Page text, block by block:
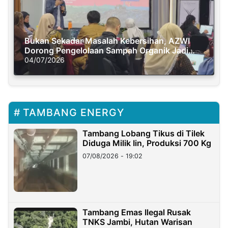
Bukan Sekadar Masalah Kebersihan, AZWI
Dorong Pengelolaan Sampah Organik Jadi
Solusi Krisis Iklim
04/07/2026
TAMBANG ENERGY
Tambang Lobang Tikus di Tilek
Diduga Milik Iin, Produksi 700 Kg
07/08/2026 - 19:02
Tambang Emas Ilegal Rusak
TNKS Jambi, Hutan Warisan